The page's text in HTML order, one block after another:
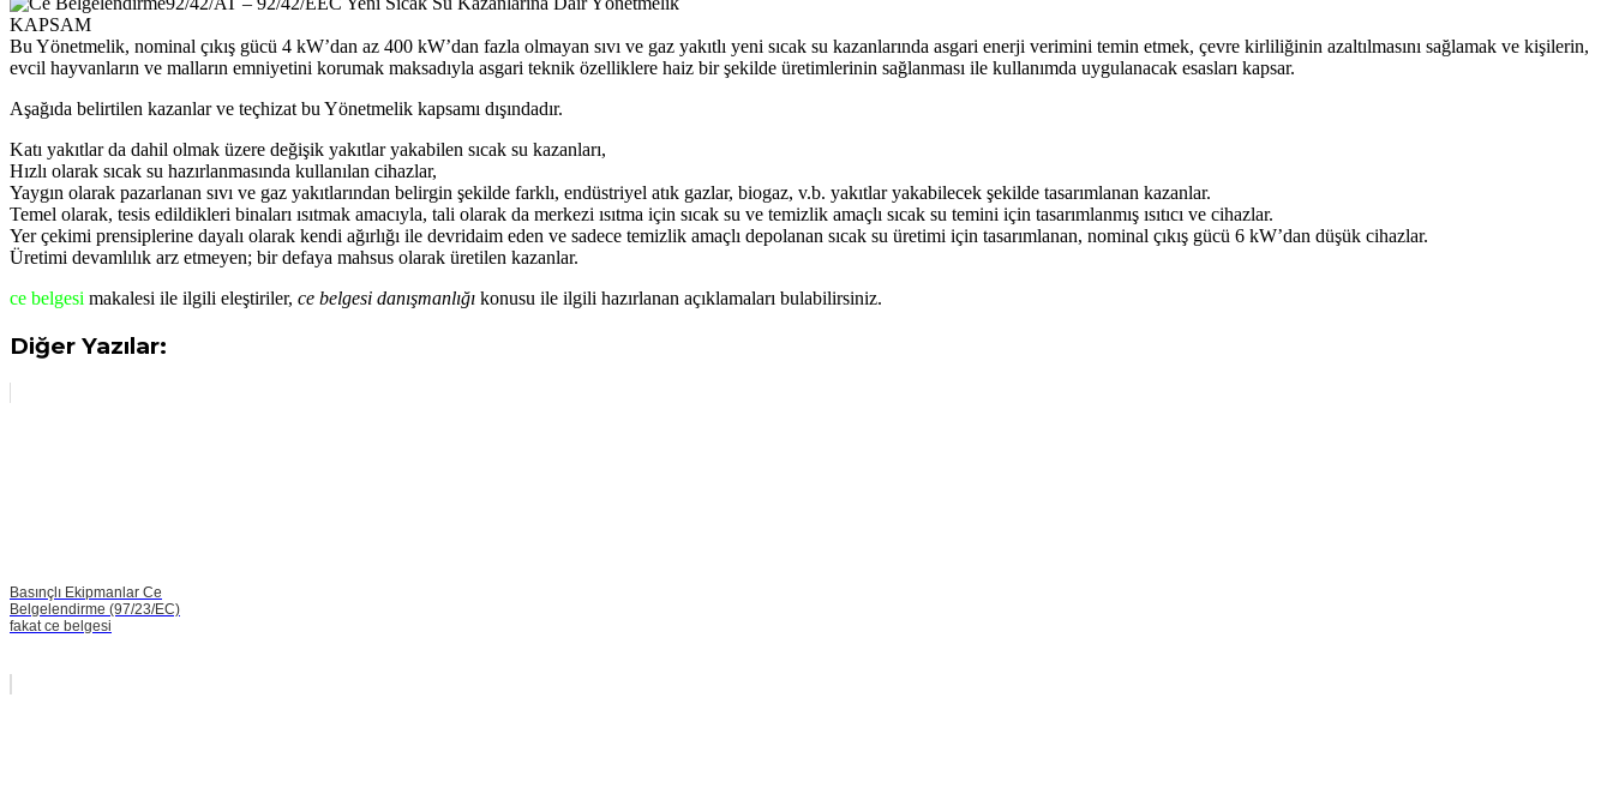
KAPSAM
Bu Yönetmelik, nominal çıkış gücü 4 kW’dan az 400 kW’dan fazla olmayan sıvı ve gaz yakıtlı yeni sıcak su kazanlarında asgari enerji verimini temin etmek, çevre kirliliğinin azaltılmasını sağlamak ve kişilerin,
evcil hayvanların ve malların emniyetini korumak maksadıyla asgari teknik özelliklere haiz bir şekilde üretimlerinin sağlanması ile kullanımda uygulanacak esasları kapsar.
Aşağıda belirtilen kazanlar ve teçhizat bu Yönetmelik kapsamı dışındadır.
Katı yakıtlar da dahil olmak üzere değişik yakıtlar yakabilen sıcak su kazanları,
Hızlı olarak sıcak su hazırlanmasında kullanılan cihazlar,
Yaygın olarak pazarlanan sıvı ve gaz yakıtlarından belirgin şekilde farklı, endüstriyel atık gazlar, biogaz, v.b. yakıtlar yakabilecek şekilde tasarımlanan kazanlar.
Temel olarak, tesis edildikleri binaları ısıtmak amacıyla, tali olarak da merkezi ısıtma için sıcak su ve temizlik amaçlı sıcak su temini için tasarımlanmış ısıtıcı ve cihazlar.
Yer çekimi prensiplerine dayalı olarak kendi ağırlığı ile devridaim eden ve sadece temizlik amaçlı depolanan sıcak su üretimi için tasarımlanan, nominal çıkış gücü 6 kW’dan düşük cihazlar.
Üretimi devamlılık arz etmeyen; bir defaya mahsus olarak üretilen kazanlar.
ce belgesi makalesi ile ilgili eleştiriler, ce belgesi danışmanlığı konusu ile ilgili hazırlanan açıklamaları bulabilirsiniz.
Diğer Yazılar:
Basınçlı Ekipmanlar Ce
Belgelendirme (97/23/EC)
fakat ce belgesi